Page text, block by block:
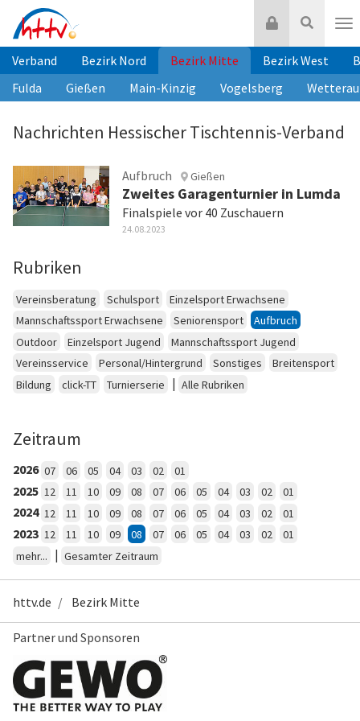
Inhalt
springen
Suche
Login
Verband Bezirk Nord Bezirk Mitte Bezirk West
Fulda
Gießen Main-Kinzig Vogelsberg Wetterau
Nachrichten Hessischer Tischtennis-Verband
Aufbruch Gießen
Zweites Garagenturnier in Lumda
Finalspiele vor 40 Zuschauern
24.08.2023
Rubriken
Vereinsberatung Schulsport
Einzelsport Erwachsene
Mannschaftssport Erwachsene
Seniorensport
Aufbruch
Outdoor
Einzelsport Jugend
Mannschaftssport Jugend
Vereinsservice
Personal/Hintergrund Sonstiges
Breitensport
Bildung
click-TT Turnierserie | Alle Rubriken
Zeitraum
2026 07 06 05 04 03 02 01
2025 12 11 10 09 08 07 06 05 04 03 02 01
2024 12 11 10 09 08 07 06 05 04 03 02 01
2023 12 11 10 09 08 07 06 05 04 03 02
01
mehr...
| Gesamter Zeitraum
httv.de Bezirk Mitte
Partner und Sponsoren